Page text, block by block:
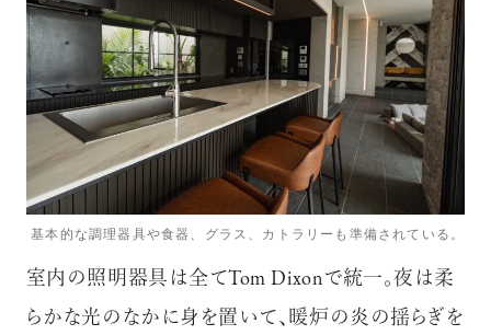
基本的な調理器具や食器、グラス、カトラリーも準備されている。
室内の照明器具は全てTom Dixonで統一。夜は柔
らかな光のなかに身を置いて、暖炉の炎の揺らぎを